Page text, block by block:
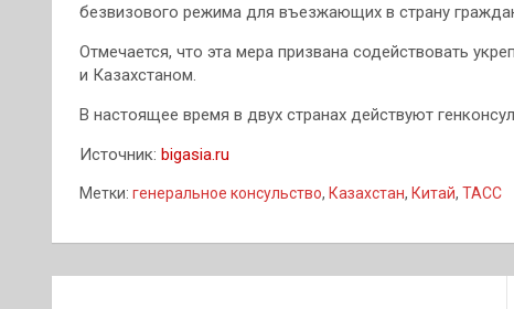
безвизового режима для въезжающих в страну
Отмечается, что эта мера призвана содействовать
и Казахстаном.
В настоящее время в двух странах действуют
Источник: bigasia.ru
Метки: генеральное консульство, Казахстан, Китай, ТАСС